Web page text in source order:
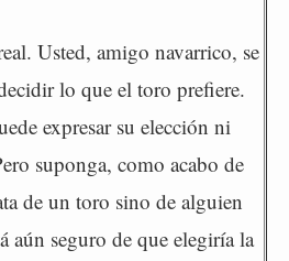
Usted, amigo navarrico, se
lo que el toro prefiere.
expresar su elección ni
suponga, como acabo de
de un toro sino de alguien
aún seguro de que elegiría la